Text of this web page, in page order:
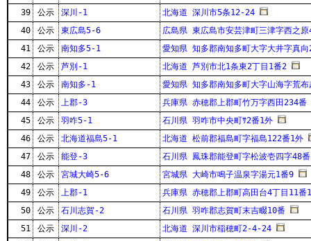
39
公示 深川-1
北海道 深川市5条12-24
40
公示 東広島5-6
広島県 東広島市安芸津町三津字西之
41
公示 南知多5-1
愛知県 知多郡南知多町大字大井字真向
42
公示 芦別-1
北海道 芦別市北1条東2丁目1番2
43
公示 南知多-1
愛知県 知多郡南知多町大字山海字荒
44
公示 上郡-3
兵庫県 赤穂郡上郡町竹万字西田234番
45
公示 羽咋5-1
石川県 羽咋市中央町ｻ2番1外
46
公示 北海道福島5-1
北海道 松前郡福島町字福島122番1外
47
公示 能登-3
石川県 鳳珠郡能登町字松波壱四字48番
48
公示 宮城大崎5-6
宮城県 大崎市鳴子温泉字湯元1番9
49
公示 上郡-1
兵庫県 赤穂郡上郡町高田台4丁目11番
50
公示 石川志賀-2
石川県 羽咋郡志賀町末吉畷10番
51
公示 深川-2
北海道 深川市稲穂町2-4-24